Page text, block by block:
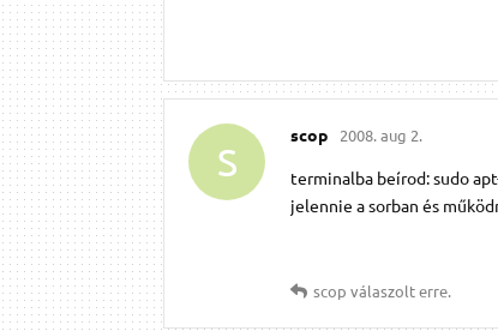
S
scop 2008. aug 2.
terminalba beírod: sudo
jelennie a sorban és
scop válaszolt erre.